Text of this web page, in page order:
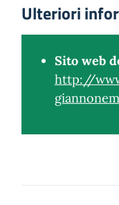
Ulteriori
Sito web
http://